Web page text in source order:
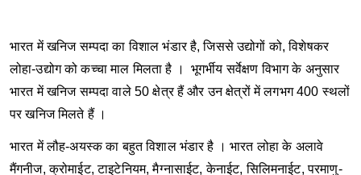
भारत में खनिज सम्पदा का विशाल भंडार है, जिससे उद्योगों को, विशेषकर
लोहा-उद्योग को कच्चा माल मिलता है ।
भूगर्भीय सर्वेक्षण विभाग के अनुसार
भारत में खनिज सम्पदा वाले 50 क्षेत्र हैं और उन क्षेत्रों में लगभग 400 स्थलों
पर खनिज मिलते हैं ।
भारत में लौह-अयस्क का बहुत विशाल भंडार है ।भारत लोहा के अलावे
मैंगनीज, क्रोमाईट, टाइटेनियम, मैग्नासाईट, केनाईट, सिलिमनाईट, परमाणु-